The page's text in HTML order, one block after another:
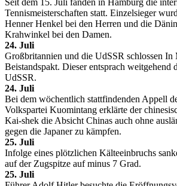
Seit dem 15. Juli fanden in Hamburg die
Tennismeisterschaften statt. Einzelsieger
Henner Henkel bei den Herren und die
Krahwinkel bei den Damen.
24. Juli
Großbritannien und die UdSSR schlossen In
Beistandspakt. Dieser entsprach weitgehend
UdSSR.
24. Juli
Bei dem wöchentlich stattfindenden Appell
Volkspartei Kuomintang erklärte der
Kai-shek die Absicht Chinas auch ohne
gegen die Japaner zu kämpfen.
25. Juli
Infolge eines plötzlichen Kälteeinbruchs
auf der Zugspitze auf minus 7 Grad.
25. Juli